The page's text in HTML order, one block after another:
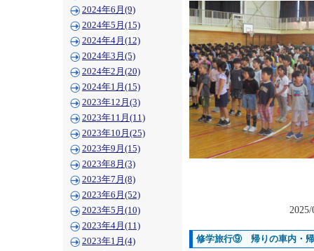
2024年6月(9)
2024年5月(15)
2024年4月(12)
2024年3月(5)
2024年2月(20)
2024年1月(15)
2023年12月(3)
2023年11月(11)
2023年10月(25)
2023年9月(15)
2023年8月(3)
2023年7月(8)
2023年6月(52)
2023年5月(10)
2023年4月(11)
2023年1月(4)
修学旅行⑨ 帰りの車内・